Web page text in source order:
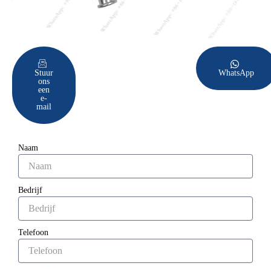
Stuur
ons
een
e-
mail
WhatsApp
Naam
Bedrijf
Telefoon